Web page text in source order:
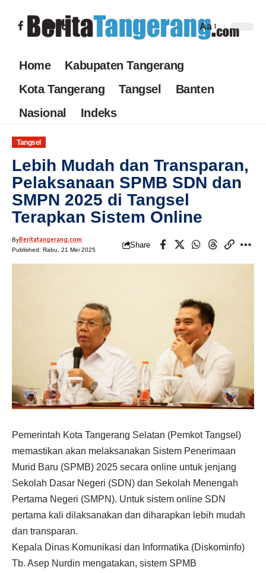
Aa
Home
Kabupaten Tangerang
Kota Tangerang
Tangsel
Banten
Nasional
Indeks
Tangsel
Lebih Mudah dan Transparan,
Pelaksanaan SPMB SDN dan
SMPN 2025 di Tangsel
Terapkan Sistem Online
ByBeritatangerang.com
Published: Rabu, 21 Mei 2025
Share
Pemerintah Kota Tangerang Selatan (Pemkot Tangsel)
memastikan akan melaksanakan Sistem Penerimaan
Murid Baru (SPMB) 2025 secara online untuk jenjang
Sekolah Dasar Negeri (SDN) dan Sekolah Menengah
Pertama Negeri (SMPN). Untuk sistem online SDN
pertama kali dilaksanakan dan diharapkan lebih mudah
dan transparan.
Kepala Dinas Komunikasi dan Informatika (Diskominfo)
Tb. Asep Nurdin mengatakan, sistem SPMB